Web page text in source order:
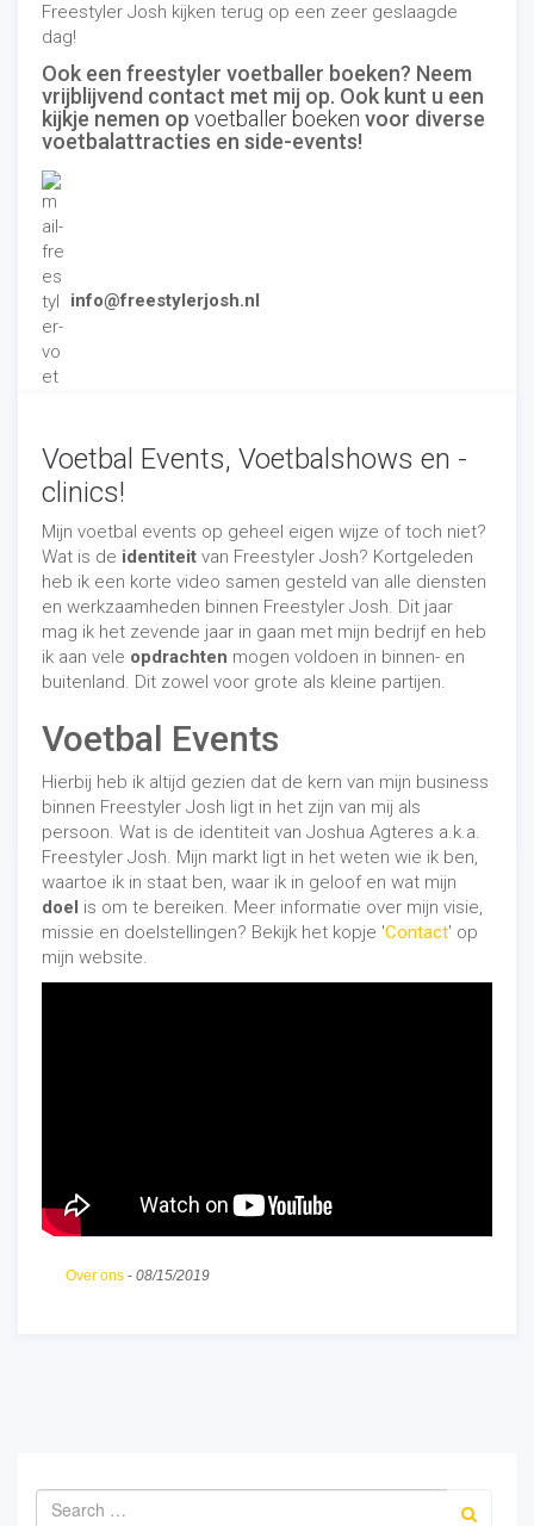
Freestyler Josh kijken terug op een zeer geslaagde
dag!
Ook een freestyler voetballer boeken? Neem
vrijblijvend contact met mij op. Ook kunt u een
kijkje nemen op voetballer boeken voor diverse
voetbalattracties en side-events!
info@freestylerjosh.nl
06 - 22 03 65 98
Acts /Open dag/Shows/Voetbalvereniging - 08/16/2019
Voetbal Events, Voetbalshows en -
clinics!
Mijn voetbal events op geheel eigen wijze of toch niet?
Wat is de identiteit van Freestyler Josh? Kortgeleden
heb ik een korte video samen gesteld van alle diensten
en werkzaamheden binnen Freestyler Josh. Dit jaar
mag ik het zevende jaar in gaan met mijn bedrijf en heb
ik aan vele opdrachten mogen voldoen in binnen- en
buitenland. Dit zowel voor grote als kleine partijen.
Voetbal Events
Hierbij heb ik altijd gezien dat de kern van mijn business
binnen Freestyler Josh ligt in het zijn van mij als
persoon. Wat is de identiteit van Joshua Agteres a.k.a.
Freestyler Josh. Mijn markt ligt in het weten wie ik ben,
waartoe ik in staat ben, waar ik in geloof en wat mijn
doel is om te bereiken. Meer informatie over mijn visie,
missie en doelstellingen? Bekijk het kopje 'Contact' op
mijn website.
diverse voetbalattracties en side-events van Freestyler
Over ons - 08/15/2019